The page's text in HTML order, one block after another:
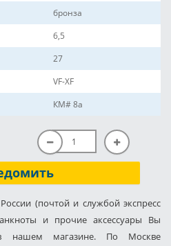
бронза
6,5
27
VF-XF
КМ# 8a
(почтой и службой экспресс
и прочие аксессуары Вы
нашем магазине. По Москве